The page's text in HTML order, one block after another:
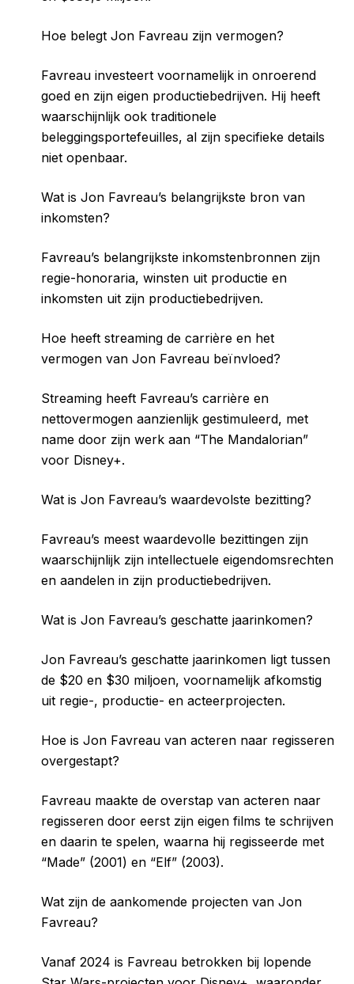
Hoe belegt Jon Favreau zijn vermogen?
Favreau investeert voornamelijk in onroerend
goed en zijn eigen productiebedrijven. Hij heeft
waarschijnlijk ook traditionele
beleggingsportefeuilles, al zijn specifieke details
niet openbaar.
Wat is Jon Favreau’s belangrijkste bron van
inkomsten?
Favreau’s belangrijkste inkomstenbronnen zijn
regie-honoraria, winsten uit productie en
inkomsten uit zijn productiebedrijven.
Hoe heeft streaming de carrière en het
vermogen van Jon Favreau beïnvloed?
Streaming heeft Favreau’s carrière en
nettovermogen aanzienlijk gestimuleerd, met
name door zijn werk aan “The Mandalorian”
voor Disney+.
Wat is Jon Favreau’s waardevolste bezitting?
Favreau’s meest waardevolle bezittingen zijn
waarschijnlijk zijn intellectuele eigendomsrechten
en aandelen in zijn productiebedrijven.
Wat is Jon Favreau’s geschatte jaarinkomen?
Jon Favreau’s geschatte jaarinkomen ligt tussen
de $20 en $30 miljoen, voornamelijk afkomstig
uit regie-, productie- en acteerprojecten.
Hoe is Jon Favreau van acteren naar regisseren
overgestapt?
Favreau maakte de overstap van acteren naar
regisseren door eerst zijn eigen films te schrijven
en daarin te spelen, waarna hij regisseerde met
“Made” (2001) en “Elf” (2003).
Wat zijn de aankomende projecten van Jon
Favreau?
Vanaf 2024 is Favreau betrokken bij lopende